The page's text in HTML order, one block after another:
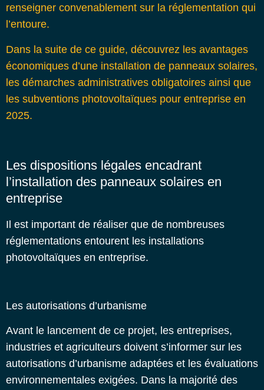
renseigner convenablement sur la réglementation qui
l’entoure.
Dans la suite de ce guide, découvrez les avantages
économiques d’une installation de panneaux solaires,
les démarches administratives obligatoires ainsi que
les subventions photovoltaïques pour entreprise en
2025.
Les dispositions légales encadrant
l’installation des panneaux solaires en
entreprise
Il est important de réaliser que de nombreuses
réglementations entourent les installations
photovoltaïques en entreprise.
Les autorisations d’urbanisme
Avant le lancement de ce projet, les entreprises,
industries et agriculteurs doivent s’informer sur les
autorisations d’urbanisme adaptées et les évaluations
environnementales exigées. Dans la majorité des